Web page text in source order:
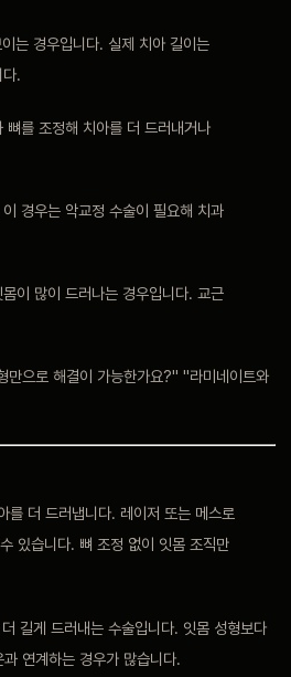
는 경우입니다. 실제 치아 길이는
.
를 조정해 치아를 더 드러내거나
경우는 악교정 수술이 필요해 치과
이 많이 드러나는 경우입니다. 교근
으로 해결이 가능한가요?" "라미네이트와
를 더 드러냅니다. 레이저 또는 메스로
있습니다. 뼈 조정 없이 잇몸 조직만
길게 드러내는 수술입니다. 잇몸 성형보다
연계하는 경우가 많습니다.